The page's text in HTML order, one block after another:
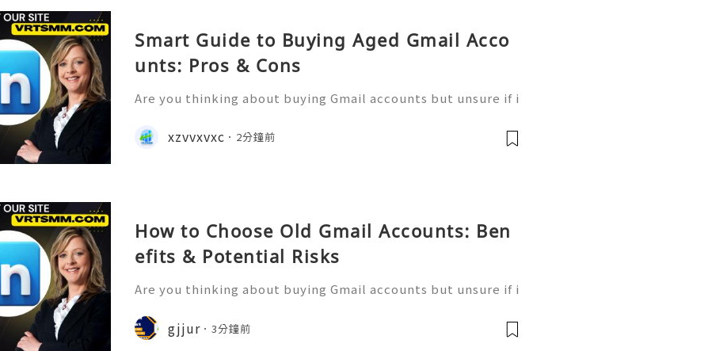
Smart Guide to Buying Aged Gmail Acco
unts: Pros & Cons
Are you thinking about buying Gmail accounts but unsure if i
u want to more information just knock us – Contact US ✅⇒2
4-hour Reply/Contacts ✅⇒Whats
xzvvxvxc 2分鐘前
How to Choose Old Gmail Accounts: Ben
efits & Potential Risks
Are you thinking about buying Gmail accounts but unsure if i
u want to more information just knock us – Contact US ✅⇒2
4-hour Reply/Contacts ✅⇒Whats
gjjur 3分鐘前